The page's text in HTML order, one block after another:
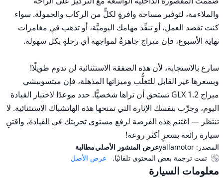
سيارة رائعة بسعرٍ أكثر روعة!
المصدر: yallamotorعرض المنشور الأصليمطالبة
عرض الأصل
تمت ترجمة بعض المحتوى تلقائيًا.
معلومات السيارة